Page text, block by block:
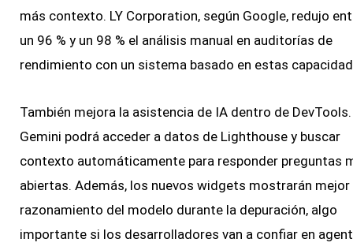
más contexto. LY Corporation, según Google, redujo
un 96 % y un 98 % el análisis manual en auditorías de
rendimiento con un sistema basado en estas
También mejora la asistencia de IA dentro de DevTools.
Gemini podrá acceder a datos de Lighthouse y buscar
contexto automáticamente para responder preguntas
abiertas. Además, los nuevos widgets mostrarán mejor
razonamiento del modelo durante la depuración, algo
importante si los desarrolladores van a confiar en